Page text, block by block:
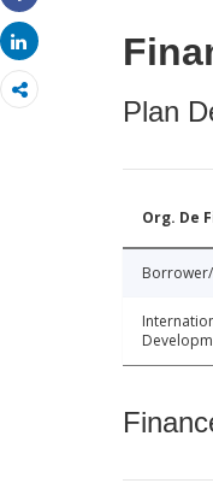
Share
Share
Plan
Org. De